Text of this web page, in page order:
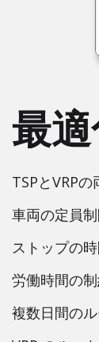
最
TSPとVRP
車両の定員
ストップの
労働時間の
複数日間の